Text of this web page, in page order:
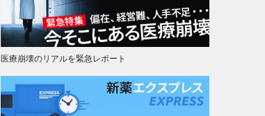
医療崩壊のリアルを緊急レポート